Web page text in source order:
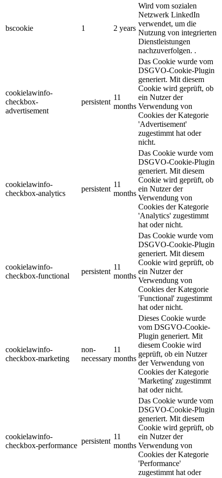
bscookie 1 2 years
Wird vom sozialen
Netzwerk LinkedIn
verwendet, um die
Nutzung von integrierten
Dienstleistungen
nachzuverfolgen. .
cookielawinfo-
checkbox-
advertisement
persistent
11
months
Das Cookie wurde vom
DSGVO-Cookie-Plugin
generiert. Mit diesem
Cookie wird geprüft, ob
ein Nutzer der
Verwendung von
Cookies der Kategorie
'Advertisement'
zugestimmt hat oder
nicht.
cookielawinfo-
checkbox-analytics
persistent
11
months
Das Cookie wurde vom
DSGVO-Cookie-Plugin
generiert. Mit diesem
Cookie wird geprüft, ob
ein Nutzer der
Verwendung von
Cookies der Kategorie
'Analytics' zugestimmt
hat oder nicht.
cookielawinfo-
checkbox-functional
persistent
11
months
Das Cookie wurde vom
DSGVO-Cookie-Plugin
generiert. Mit diesem
Cookie wird geprüft, ob
ein Nutzer der
Verwendung von
Cookies der Kategorie
'Functional' zugestimmt
hat oder nicht.
cookielawinfo-
checkbox-marketing
non-
necessary
11
months
Dieses Cookie wurde
vom DSGVO-Cookie-
Plugin generiert. Mit
diesem Cookie wird
geprüft, ob ein Nutzer
der Verwendung von
Cookies der Kategorie
'Marketing' zugestimmt
hat oder nicht.
cookielawinfo-
checkbox-performance
persistent
11
months
Das Cookie wurde vom
DSGVO-Cookie-Plugin
generiert. Mit diesem
Cookie wird geprüft, ob
ein Nutzer der
Verwendung von
Cookies der Kategorie
'Performance'
zugestimmt hat oder